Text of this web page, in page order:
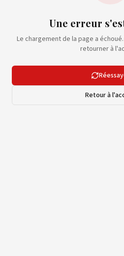
Une erreur
Le chargement de la page a
retourner à
Retour à